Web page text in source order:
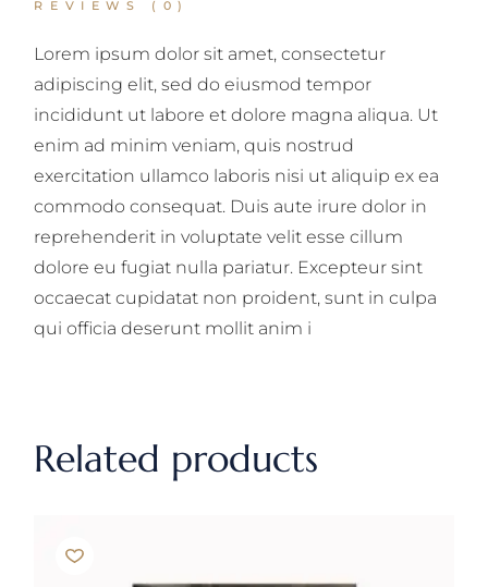
REVIEWS (0)
Lorem ipsum dolor sit amet, consectetur
adipiscing elit, sed do eiusmod tempor
incididunt ut labore et dolore magna aliqua. Ut
enim ad minim veniam, quis nostrud
exercitation ullamco laboris nisi ut aliquip ex ea
commodo consequat. Duis aute irure dolor in
reprehenderit in voluptate velit esse cillum
dolore eu fugiat nulla pariatur. Excepteur sint
occaecat cupidatat non proident, sunt in culpa
qui officia deserunt mollit anim i
Related products